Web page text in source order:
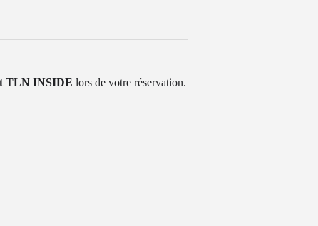
TLN INSIDE lors de votre réservation.